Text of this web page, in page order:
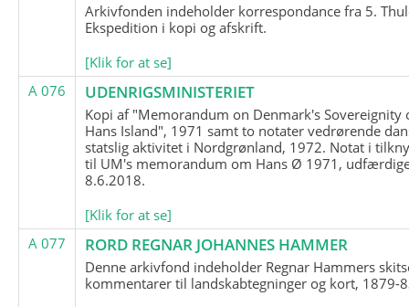
Arkivfonden indeholder korrespondance fra 5.
Ekspedition i kopi og afskrift.
[Klik for at se]
A 076
UDENRIGSMINISTERIET
Kopi af "Memorandum on Denmark's Sovereignity
Hans Island", 1971 samt to notater vedrørende
statslig aktivitet i Nordgrønland, 1972. Notat i
til UM's memorandum om Hans Ø 1971,
8.6.2018.
[Klik for at se]
A 077
RORD REGNAR JOHANNES HAMMER
Denne arkivfond indeholder Regnar Hammers
kommentarer til landskabtegninger og kort, 1879-